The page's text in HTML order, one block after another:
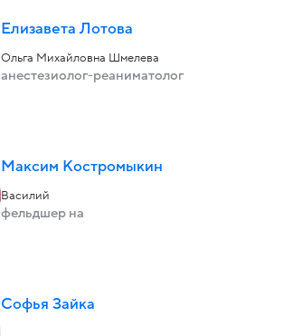
Елизавета Лотова
Ольга Михайловна Шмелева
анестезиолог-реаниматолог
Максим Костромыкин
Василий
фельдшер на
Софья Зайка